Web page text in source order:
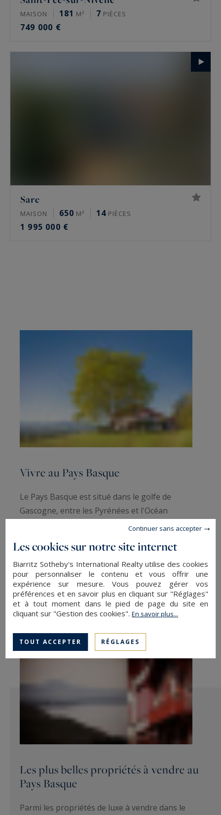
MAISON 181 M² 7 PIÈCES
749 000 €
Sare
MAISON 650 M² 14 PIÈCES
1 995 000 €
Vivre au Pays Basque
Le Pays Basque est situé dans le golfe de
Gascogne, entre les Pyrénées et l'Océan
Atlantique. Au croisement de l’Espagne et de la
gardé son identité forte. Elle est riche en
patrimoine culturel, avec une architecture
typique et une gastronomie renommée. Le Pays
Basque offre un cadre de vie authentique, entre
mer et montagne, qui justifie l’engouement des
acquéreurs pour l’immobilier au Pays Basque.
Les plus belles propriétés à vendre au
Pays Basque
Parmi les propriétés de luxe à vendre dans le
Les cookies sur notre site internet
Biarritz Sotheby's International Realty utilise des cookies
pour personnaliser le contenu et vous offrir une
expérience sur mesure. Vous pouvez gérer vos
préférences et en savoir plus en cliquant sur "Réglages"
et à tout moment dans le pied de page du site en
cliquant sur "Gestion des cookies".En savoir plus...
TOUT ACCEPTER RÉGLAGES
Continuer sans accepter